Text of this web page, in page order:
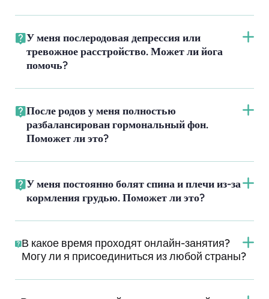
У меня послеродовая депрессия или
тревожное расстройство. Может ли йога
помочь?
После родов у меня полностью
разбалансирован гормональный фон.
Поможет ли это?
У меня постоянно болят спина и плечи из-за
кормления грудью. Поможет ли это?
В какое время проходят онлайн-занятия?
Могу ли я присоединиться из любой страны?